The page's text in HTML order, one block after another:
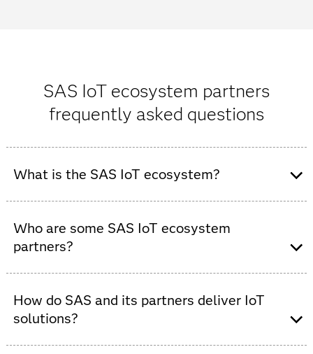
SAS IoT ecosystem partners
frequently asked questions
What is the SAS IoT ecosystem?
consulting and industry partners who work with SAS to
help organizations turn IoT data into actionable
Who are some SAS IoT ecosystem
partners?
Martin, Marcman, Exacter, SoftServe, ClearBlade,
Inspira and many others spanning industries from
How do SAS and its partners deliver IoT
solutions?